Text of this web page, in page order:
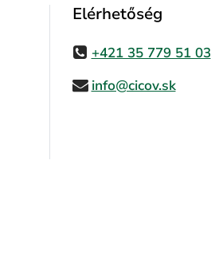
Elérhetőség
+421 35 779 51 03
info@cicov.sk